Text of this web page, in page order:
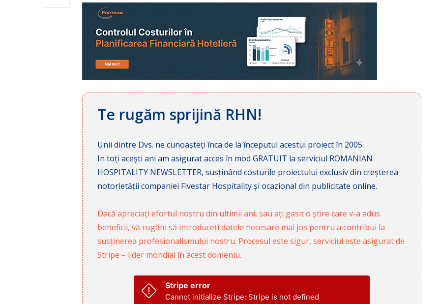
Te rugăm sprijină RHN!
Unii dintre Dvs. ne cunoașteți înca de la începutul acestui proiect în 2005.
In toți acești ani am asigurat acces în mod GRATUIT la serviciul ROMANIAN
HOSPITALITY NEWSLETTER, susținând costurile proiectului exclusiv din creșterea
notorietății companiei Fivestar Hospitality și ocazional din publicitate online.
Dacă apreciați efortul nostru din ultimii ani, sau ați gasit o știre care v-a adus
beneficii, vă rugăm să introduceți datele necesare mai jos pentru a contribui la
susținerea profesionalismului nostru. Procesul este sigur, serviciul este asigurat de
Stripe – lider mondial în acest domeniu.
Stripe error
Cannot initialize Stripe: Stripe is not defined